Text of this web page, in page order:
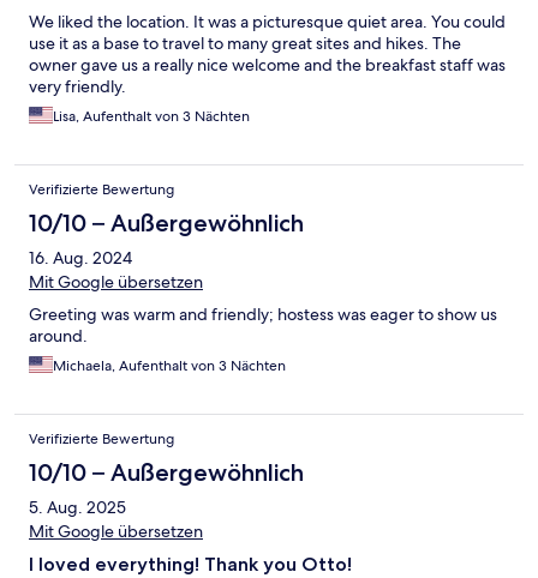
We liked the location. It was a picturesque quiet area. You could
use it as a base to travel to many great sites and hikes. The
owner gave us a really nice welcome and the breakfast staff was
very friendly.
Lisa, Aufenthalt von 3 Nächten
Verifizierte Bewertung
10/10 – Außergewöhnlich
16. Aug. 2024
Mit Google übersetzen
Greeting was warm and friendly; hostess was eager to show us
around.
Michaela, Aufenthalt von 3 Nächten
Verifizierte Bewertung
10/10 – Außergewöhnlich
5. Aug. 2025
Mit Google übersetzen
I loved everything! Thank you Otto!